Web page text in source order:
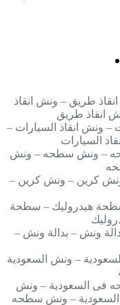
طريق – ونش انقاذ
انقاذ طريق
– ونش انقاذ السيارات –
السيارات
– ونش سطحه – ونش
كرين – ونش كرين –
هيدروليك – سطحة
ونش – بدالة ونش –
– ونش السعودية
فى السعودية – ونش
– ونش سطحه